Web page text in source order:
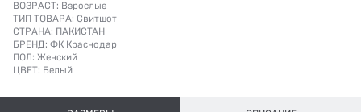
ВОЗРАСТ: Взрослые
ТИП ТОВАРА: Свитшот
СТРАНА: ПАКИСТАН
БРЕНД: ФК Краснодар
ПОЛ: Женский
ЦВЕТ: Белый